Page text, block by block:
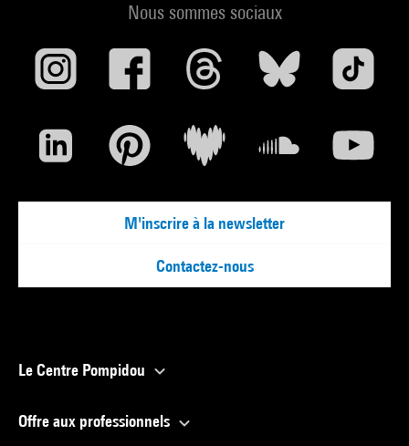
Nous sommes sociaux
M'inscrire à la newsletter
Contactez-nous
Le Centre Pompidou
Offre aux professionnels